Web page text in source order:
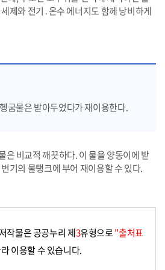
제와 전기․온수 에너지도 함께 낭비하게
굼물은 받아두었다가 재이용한다.
은 비교적 깨끗하다. 이 물을 양동이에 받
기의 물탱크에 부어 재이용할 수 있다.
작물은 공공누리 제3유형으로"출처표
이용할 수 있습니다.